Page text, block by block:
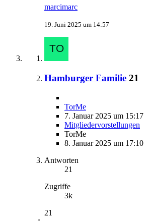
marcimarc
19. Juni 2025 um 14:57
Hamburger Familie 21
TorMe
7. Januar 2025 um 15:17
Mitgliedervorstellungen
TorMe
8. Januar 2025 um 17:10
Antworten
21
Zugriffe
3k
21